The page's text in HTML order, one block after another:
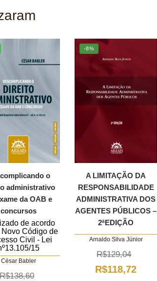
o
administrativo
da OAB e
concursos
de acordo
Novo Código de
Civil - Lei
15
César Babler
138,60
-8%
A LIMITAÇÃO DA
RESPONSABILIDADE
ADMINISTRATIVA DOS
AGENTES PÚBLICOS –
2ªEDIÇÃO
Arnaldo Silva Júnior
R$129,04
O
R$118,72